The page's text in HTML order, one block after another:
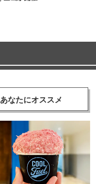
あなたにオススメ